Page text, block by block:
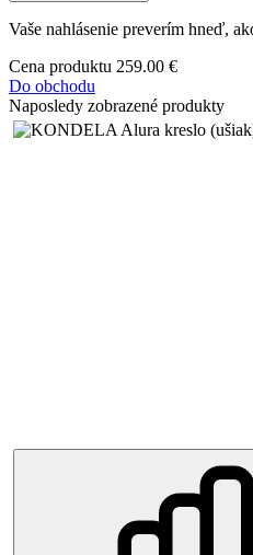
Vaše nahlásenie preverím hneď,
Cena produktu 259.00 €
Do obchodu
Naposledy zobrazené produkty